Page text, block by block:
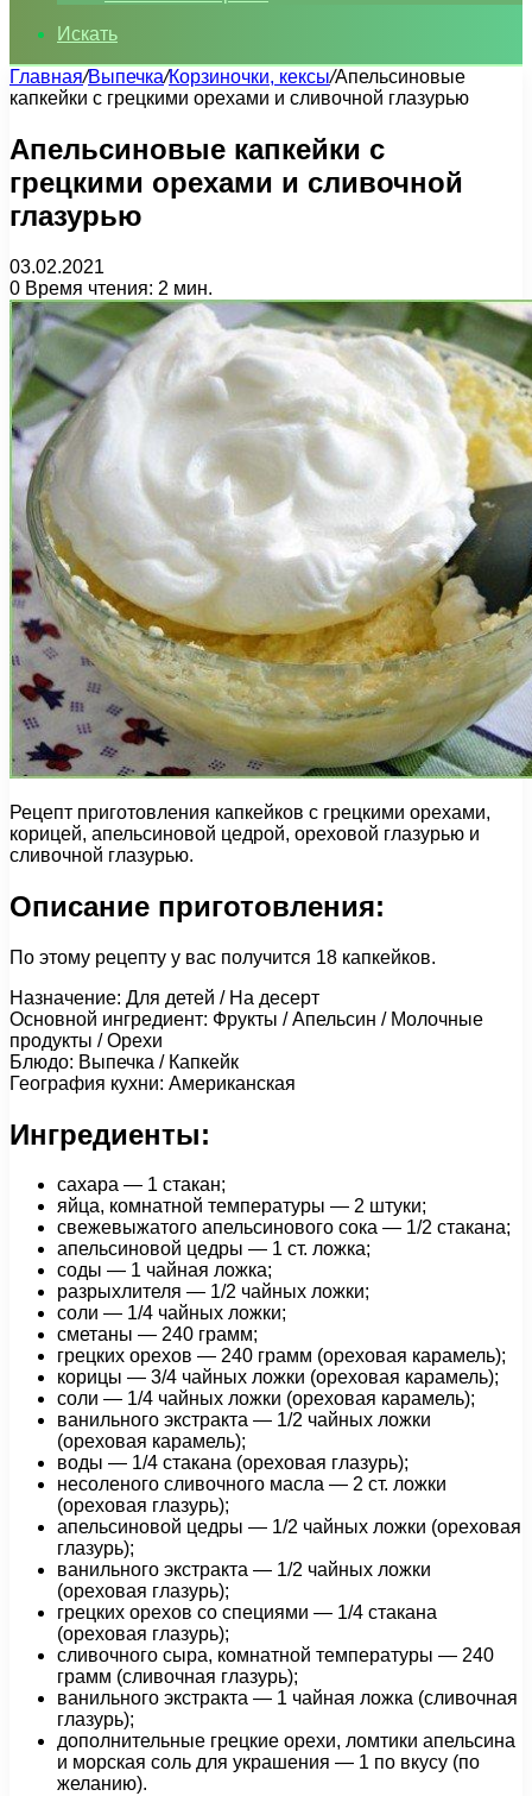
Искать
Главная/Выпечка/Корзиночки, кексы/Апельсиновые
капкейки с грецкими орехами и сливочной глазурью
Апельсиновые капкейки с
грецкими орехами и сливочной
глазурью
03.02.2021
0 Время чтения: 2 мин.
Рецепт приготовления капкейков с грецкими орехами,
корицей, апельсиновой цедрой, ореховой глазурью и
сливочной глазурью.
Описание приготовления:
По этому рецепту у вас получится 18 капкейков.
Назначение: Для детей / На десерт
Основной ингредиент: Фрукты / Апельсин / Молочные
продукты / Орехи
Блюдо: Выпечка / Капкейк
География кухни: Американская
Ингредиенты:
сахара — 1 стакан;
яйца, комнатной температуры — 2 штуки;
свежевыжатого апельсинового сока — 1/2 стакана;
апельсиновой цедры — 1 ст. ложка;
соды — 1 чайная ложка;
разрыхлителя — 1/2 чайных ложки;
соли — 1/4 чайных ложки;
сметаны — 240 грамм;
грецких орехов — 240 грамм (ореховая карамель);
корицы — 3/4 чайных ложки (ореховая карамель);
соли — 1/4 чайных ложки (ореховая карамель);
ванильного экстракта — 1/2 чайных ложки
(ореховая карамель);
воды — 1/4 стакана (ореховая глазурь);
несоленого сливочного масла — 2 ст. ложки
(ореховая глазурь);
апельсиновой цедры — 1/2 чайных ложки (ореховая
глазурь);
ванильного экстракта — 1/2 чайных ложки
(ореховая глазурь);
грецких орехов со специями — 1/4 стакана
(ореховая глазурь);
сливочного сыра, комнатной температуры — 240
грамм (сливочная глазурь);
ванильного экстракта — 1 чайная ложка (сливочная
глазурь);
дополнительные грецкие орехи, ломтики апельсина
и морская соль для украшения — 1 по вкусу (по
желанию).